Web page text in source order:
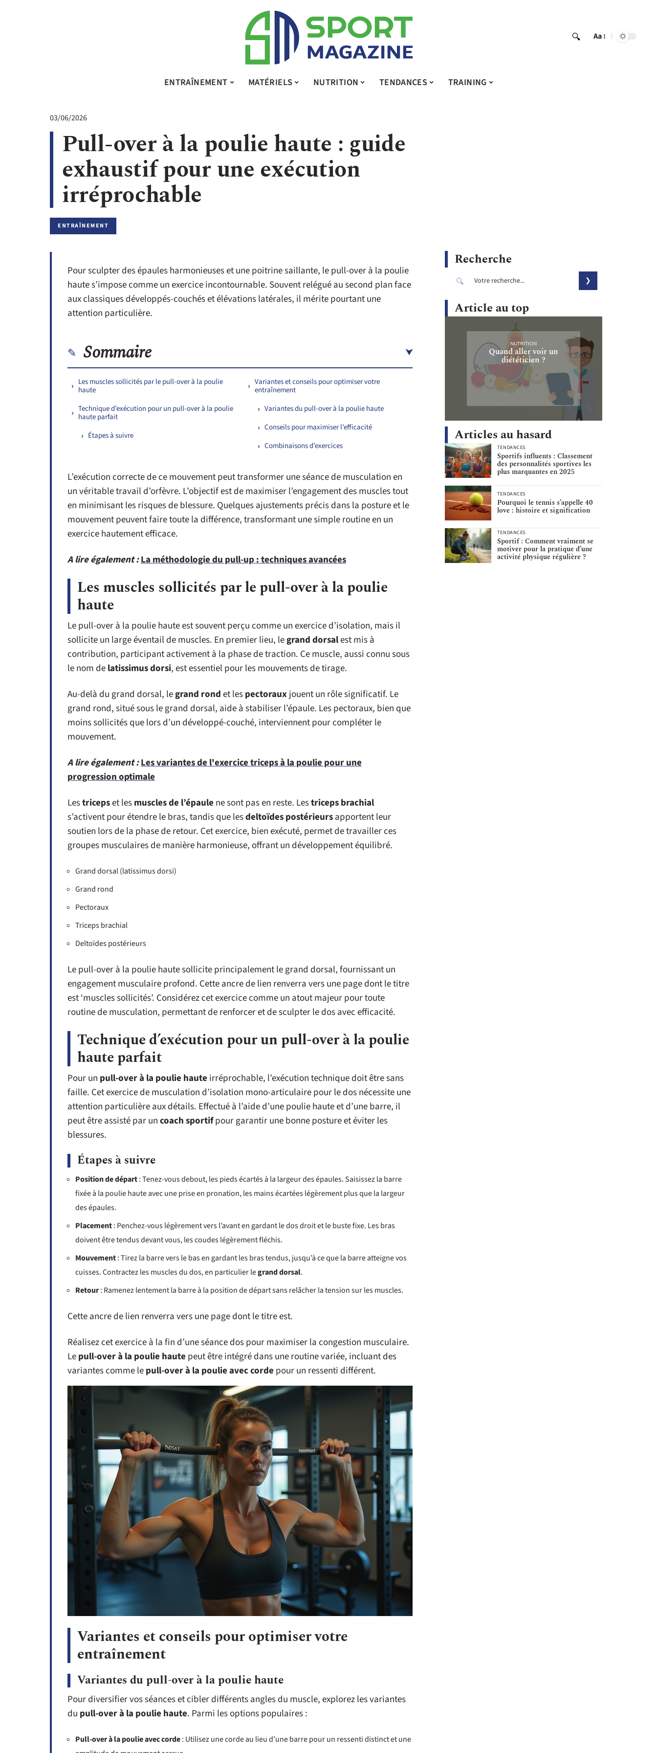
Aa
ENTRAÎNEMENT MATÉRIELS NUTRITION TENDANCES TRAINING
03/06/2026
Pull-over à la poulie haute : guide
exhaustif pour une exécution
irréprochable
ENTRAÎNEMENT
Pour sculpter des épaules harmonieuses et une poitrine saillante, le pull-over à la poulie
haute s’impose comme un exercice incontournable. Souvent relégué au second plan face
aux classiques développés-couchés et élévations latérales, il mérite pourtant une
attention particulière.
Sommaire
Les muscles sollicités par le pull-over à la poulie
haute
Technique d’exécution pour un pull-over à la poulie
haute parfait
Étapes à suivre
Variantes et conseils pour optimiser votre
entraînement
Variantes du pull-over à la poulie haute
Conseils pour maximiser l’efficacité
Combinaisons d’exercices
L’exécution correcte de ce mouvement peut transformer une séance de musculation en
un véritable travail d’orfèvre. L’objectif est de maximiser l’engagement des muscles tout
en minimisant les risques de blessure. Quelques ajustements précis dans la posture et le
mouvement peuvent faire toute la différence, transformant une simple routine en un
exercice hautement efficace.
A lire également :La méthodologie du pull-up : techniques avancées
Les muscles sollicités par le pull-over à la poulie
haute
Le pull-over à la poulie haute est souvent perçu comme un exercice d’isolation, mais il
sollicite un large éventail de muscles. En premier lieu, legrand dorsalest mis à
contribution, participant activement à la phase de traction. Ce muscle, aussi connu sous
le nom delatissimus dorsi, est essentiel pour les mouvements de tirage.
Au-delà du grand dorsal, legrand rondet lespectorauxjouent un rôle significatif. Le
grand rond, situé sous le grand dorsal, aide à stabiliser l’épaule. Les pectoraux, bien que
moins sollicités que lors d’un développé-couché, interviennent pour compléter le
mouvement.
A lire également :Les variantes de l'exercice triceps à la poulie pour une
progression optimale
Lestricepset lesmuscles de l’épaule ne sont pas en reste. Lestriceps brachial
s’activent pour étendre le bras, tandis que lesdeltoïdes postérieursapportent leur
soutien lors de la phase de retour. Cet exercice, bien exécuté, permet de travailler ces
groupes musculaires de manière harmonieuse, offrant un développement équilibré.
Grand dorsal (latissimus dorsi)
Grand rond
Pectoraux
Triceps brachial
Deltoïdes postérieurs
Le pull-over à la poulie haute sollicite principalement le grand dorsal, fournissant un
engagement musculaire profond. Cette ancre de lien renverra vers une page dont le titre
est ‘muscles sollicités’. Considérez cet exercice comme un atout majeur pour toute
routine de musculation, permettant de renforcer et de sculpter le dos avec efficacité.
Technique d’exécution pour un pull-over à la poulie
haute parfait
Pour un pull-over à la poulie haute irréprochable, l’exécution technique doit être sans
faille. Cet exercice de musculation d’isolation mono-articulaire pour le dos nécessite une
attention particulière aux détails. Effectué à l’aide d’une poulie haute et d’une barre, il
peut être assisté par uncoach sportifpour garantir une bonne posture et éviter les
blessures.
Étapes à suivre
Position de départ: Tenez-vous debout, les pieds écartés à la largeur des épaules. Saisissez la barre
fixée à la poulie haute avec une prise en pronation, les mains écartées légèrement plus que la largeur
des épaules.
Placement: Penchez-vous légèrement vers l’avant en gardant le dos droit et le buste fixe. Les bras
doivent être tendus devant vous, les coudes légèrement fléchis.
Mouvement: Tirez la barre vers le bas en gardant les bras tendus, jusqu’à ce que la barre atteigne vos
cuisses. Contractez les muscles du dos, en particulier legrand dorsal.
Retour: Ramenez lentement la barre à la position de départ sans relâcher la tension sur les muscles.
Cette ancre de lien renverra vers une page dont le titre est.
Réalisez cet exercice à la fin d’une séance dos pour maximiser la congestion musculaire.
Lepull-over à la poulie haute peut être intégré dans une routine variée, incluant des
variantes comme lepull-over à la poulie avec corde pour un ressenti différent.
Variantes et conseils pour optimiser votre
entraînement
Variantes du pull-over à la poulie haute
Pour diversifier vos séances et cibler différents angles du muscle, explorez les variantes
du pull-over à la poulie haute. Parmi les options populaires :
Pull-over à la poulie avec corde: Utilisez une corde au lieu d’une barre pour un ressenti distinct et une
Recherche
Article au top
NUTRITION
Quand aller voir un
diététicien ?
Articles au hasard
TENDANCES
Sportifs influents : Classement
des personnalités sportives les
plus marquantes en 2025
TENDANCES
Pourquoi le tennis s’appelle 40
love : histoire et signification
TENDANCES
Sportif : Comment vraiment se
motiver pour la pratique d’une
activité physique régulière ?